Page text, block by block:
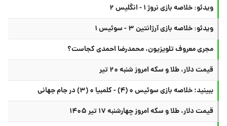
ویدئو: خلاصه بازی نروژ ۱ - انگلیس ۲
ویدئو: خلاصه بازی آرژانتین ۳ - سوئیس ۱
مجری معروف تلویزیون، محمدرضا احمدی کجاست؟
قیمت دلار، طلا و سکه امروز شنبه ۲۰ تیر
ببینید؛ خلاصه بازی سوئیس ۰ (۴) - کلمبیا ۰ (۳) در جام جهانی
قیمت دلار، طلا و سکه امروز چهارشنبه ۱۷ تیر ۱۴۰۵